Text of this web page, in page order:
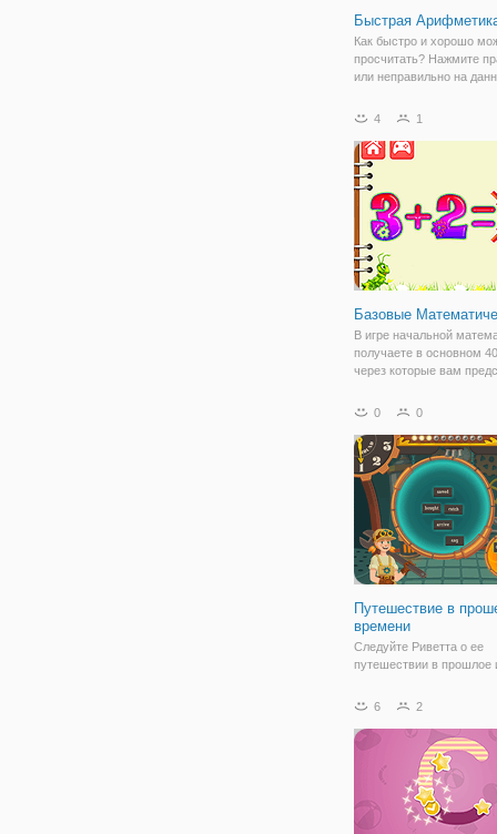
Быстрая
Как быстро и хорошо
просчитать? Нажмите
или неправильно на
4
1
Базовые
В игре начальной
получаете в основном
через которые вам
сложность игры
цифры приведены для
Либо вам
0 0
Путешествие в
времени
Следуйте Риветта о ее
путешествии в прошлое
артефакты! В этой игре,
о прошедшем времени
чтобы помочь топлива
Риветты время.
6 2